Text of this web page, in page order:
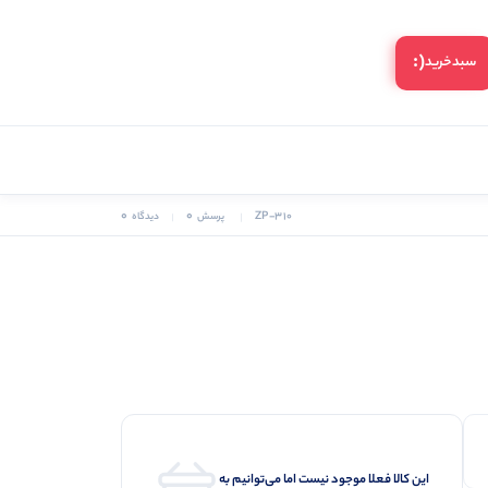
سبد‌خرید(:
ZP-310 پرسش 0 دیدگاه 0
این کالا فعلا موجود نیست اما می‌توانیم به